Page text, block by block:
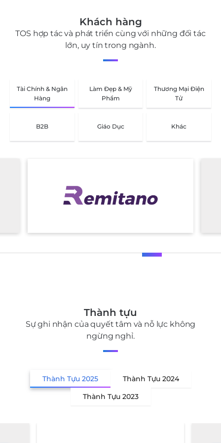
Khách hàng
TOS hợp tác và phát triển cùng với những đối tác
lớn, uy tín trong ngành.
Tài Chính & Ngân
Hàng
Làm Đẹp & Mỹ
Phẩm
Thương Mại Điện
Tử
B2B Giáo Dục Khác
Thành tựu
Sự ghi nhận của quyết tâm và nỗ lực không
ngừng nghỉ.
Thành Tựu 2025
Thành Tựu 2024
Thành Tựu 2023